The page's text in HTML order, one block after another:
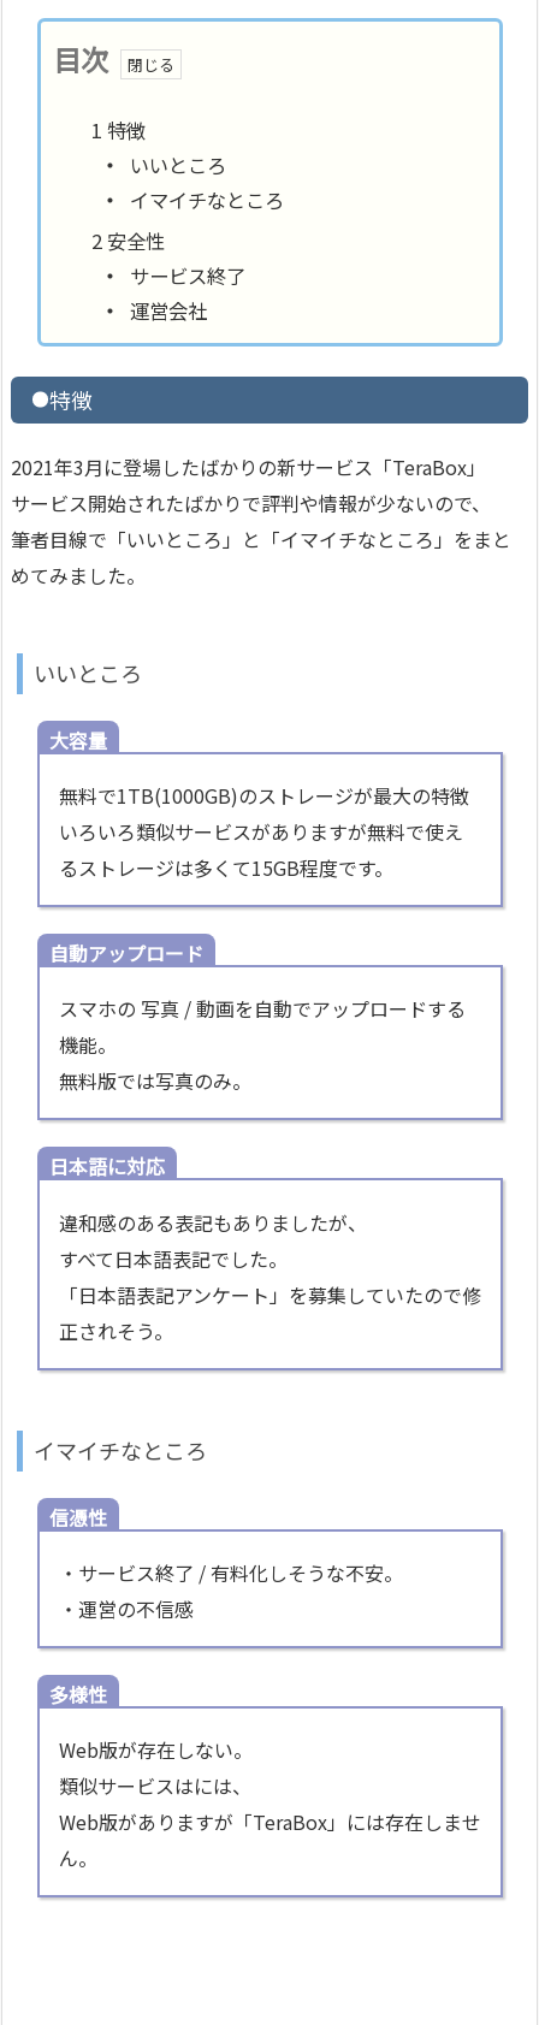
目次
特徴
いいところ
イマイチなところ
安全性
サービス終了
運営会社
特徴
2021年3月に登場したばかりの新サービス「TeraBox」
サービス開始されたばかりで評判や情報が少ないので、
筆者目線で「いいところ」と「イマイチなところ」をまと
めてみました。
いいところ
大容量
無料で1TB(1000GB)のストレージが最大の特徴
いろいろ類似サービスがありますが無料で使え
るストレージは多くて15GB程度です。
自動アップロード
スマホの 写真 / 動画を自動でアップロードする
機能。
無料版では写真のみ。
日本語に対応
違和感のある表記もありましたが、
すべて日本語表記でした。
「日本語表記アンケート」を募集していたので修
正されそう。
イマイチなところ
信憑性
・サービス終了 / 有料化しそうな不安。
・運営の不信感
多様性
Web版が存在しない。
類似サービスはには、
Web版がありますが「TeraBox」には存在しませ
ん。